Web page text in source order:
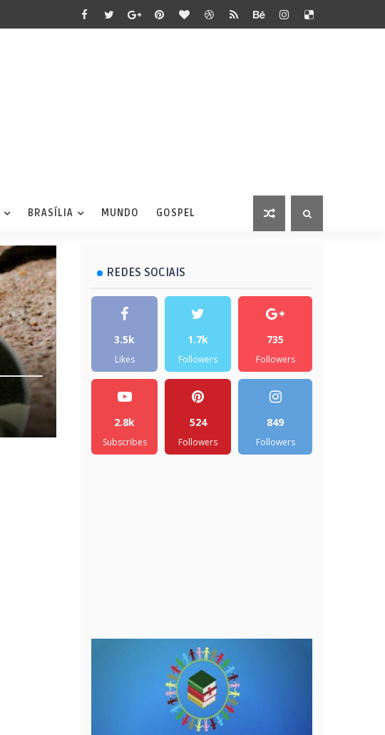
BRASÍLIA MUNDO GOSPEL
REDES SOCIAIS
3.5k
Likes
1.7k
Followers
735
Followers
2.8k
Subscribes
524
Followers
849
Followers